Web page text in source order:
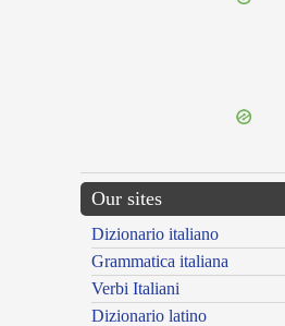
Our sites
Dizionario italiano
Grammatica italiana
Verbi Italiani
Dizionario latino